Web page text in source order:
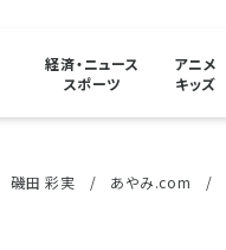
経済・ニュース
スポーツ
アニメ
キッズ
磯田 彩実 あやみ.com